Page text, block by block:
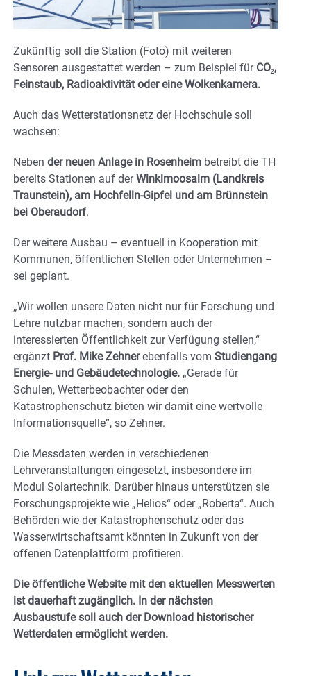
Zukünftig soll die Station (Foto) mit weiteren
Sensoren ausgestattet werden – zum Beispiel für CO₂,
Feinstaub, Radioaktivität oder eine Wolkenkamera.
Auch das Wetterstationsnetz der Hochschule soll
wachsen:
Neben der neuen Anlage in Rosenheim betreibt die TH
bereits Stationen auf derWinklmoosalm (Landkreis
Traunstein), am Hochfelln-Gipfel und am Brünnstein
bei Oberaudorf.
Der weitere Ausbau – eventuell in Kooperation mit
Kommunen, öffentlichen Stellen oder Unternehmen –
sei geplant.
„Wir wollen unsere Daten nicht nur für Forschung und
Lehre nutzbar machen, sondern auch der
interessierten Öffentlichkeit zur Verfügung stellen,“
ergänzt Prof. Mike Zehnerebenfalls vom Studiengang
Energie- und Gebäudetechnologie. „Gerade für
Schulen, Wetterbeobachter oder den
Katastrophenschutz bieten wir damit eine wertvolle
Informationsquelle“, so Zehner.
Die Messdaten werden in verschiedenen
Lehrveranstaltungen eingesetzt, insbesondere im
Modul Solartechnik. Darüber hinaus unterstützen sie
Forschungsprojekte wie „Helios“ oder „Roberta“. Auch
Behörden wie der Katastrophenschutz oder das
Wasserwirtschaftsamt könnten in Zukunft von der
offenen Datenplattform profitieren.
Die öffentliche Website mit den aktuellen Messwerten
ist dauerhaft zugänglich. In der nächsten
Ausbaustufe soll auch der Download historischer
Wetterdaten ermöglicht werden.